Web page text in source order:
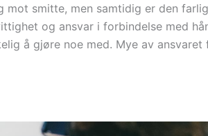
smitte, men samtidig er den
og ansvar i forbindelse med
å gjøre noe med. Mye av ansvaret